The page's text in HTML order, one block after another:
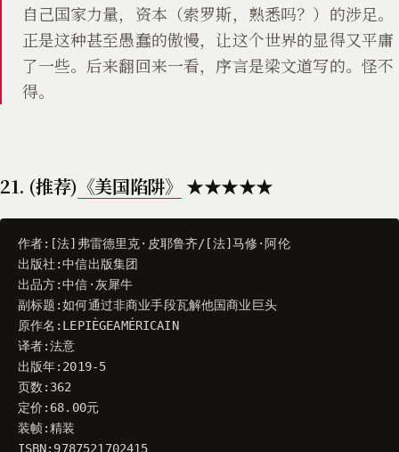
自己国家力量，资本（索罗斯，熟悉吗？）的涉足。
正是这种甚至愚蠢的傲慢，让这个世界的显得又平庸
了一些。后来翻回来一看，序言是梁文道写的。怪不
得。
21. (推荐) 《美国陷阱》 ★★★★★
作者:[法] 弗雷德里克· 皮耶鲁齐/ [法] 马修· 阿伦
出版社 :中信出版集团
出品方:中信 · 灰犀牛
副标题 :如何通过非商业手段瓦解他国商业巨头
原作名 : LEPIÈGEAMÉRICAIN
译者:法意
出版年: 2019-5
页数 : 362
定价 : 68.00元
装帧:精装
ISBN: 9787521702415